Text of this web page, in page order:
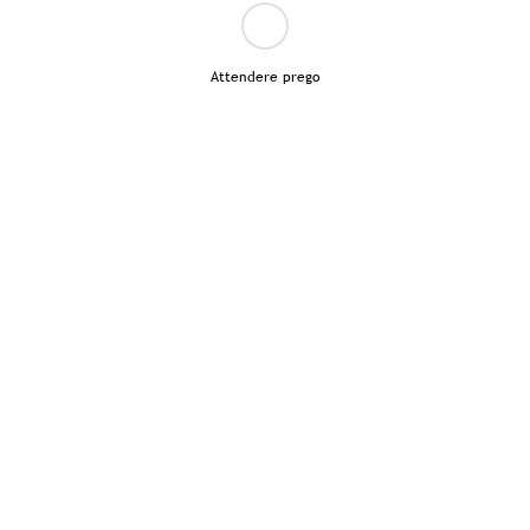
Attendere prego